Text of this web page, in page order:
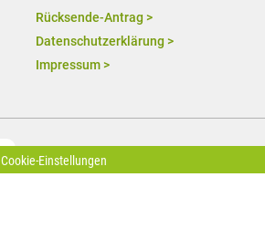
Rücksende-Antrag >
Datenschutzerklärung >
Impressum >
Cookie-Einstellungen